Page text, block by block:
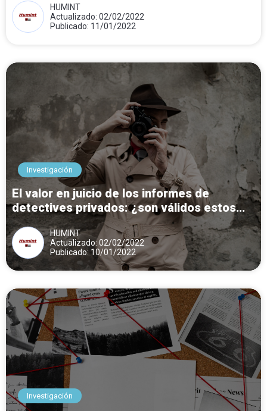
HUMINT
Actualizado: 02/02/2022
Publicado: 11/01/2022
Investigación
El valor en juicio de los informes de
detectives privados: ¿son válidos estos
documentos?
HUMINT
Actualizado: 02/02/2022
Publicado: 10/01/2022
Investigación